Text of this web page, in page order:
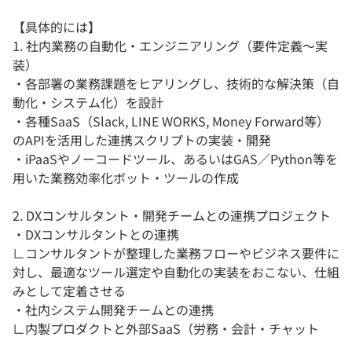
【具体的には】
1. 社内業務の自動化・エンジニアリング（要件定義〜実
装）
・各部署の業務課題をヒアリングし、技術的な解決策（自
動化・システム化）を設計
・各種SaaS（Slack, LINE WORKS, Money Forward等）
のAPIを活用した連携スクリプトの実装・開発
・iPaaSやノーコードツール、あるいはGAS／Python等を
用いた業務効率化ボット・ツールの作成
2. DXコンサルタント・開発チームとの連携プロジェクト
・DXコンサルタントとの連携
∟コンサルタントが整理した業務フローやビジネス要件に
対し、最適なツール選定や自動化の実装をおこない、仕組
みとして定着させる
・社内システム開発チームとの連携
∟内製プロダクトと外部SaaS（労務・会計・チャット